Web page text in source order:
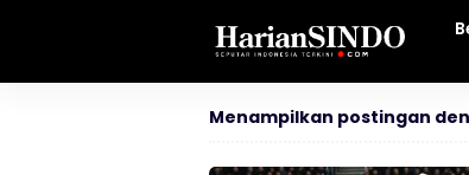
Menampilkan postingan